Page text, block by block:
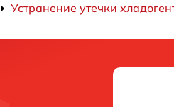
Устранение утечки